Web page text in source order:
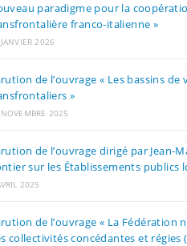
paradigme pour la
franco-italienne »
2026
de l’ouvrage « Les bassins de
»
2025
de l’ouvrage dirigé par Jean-
sur les Établissements publics
2025
de l’ouvrage « La Fédération
collectivités concédantes et régies